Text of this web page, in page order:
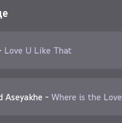
Love U Like That
Aseyakhe - Where is the Love